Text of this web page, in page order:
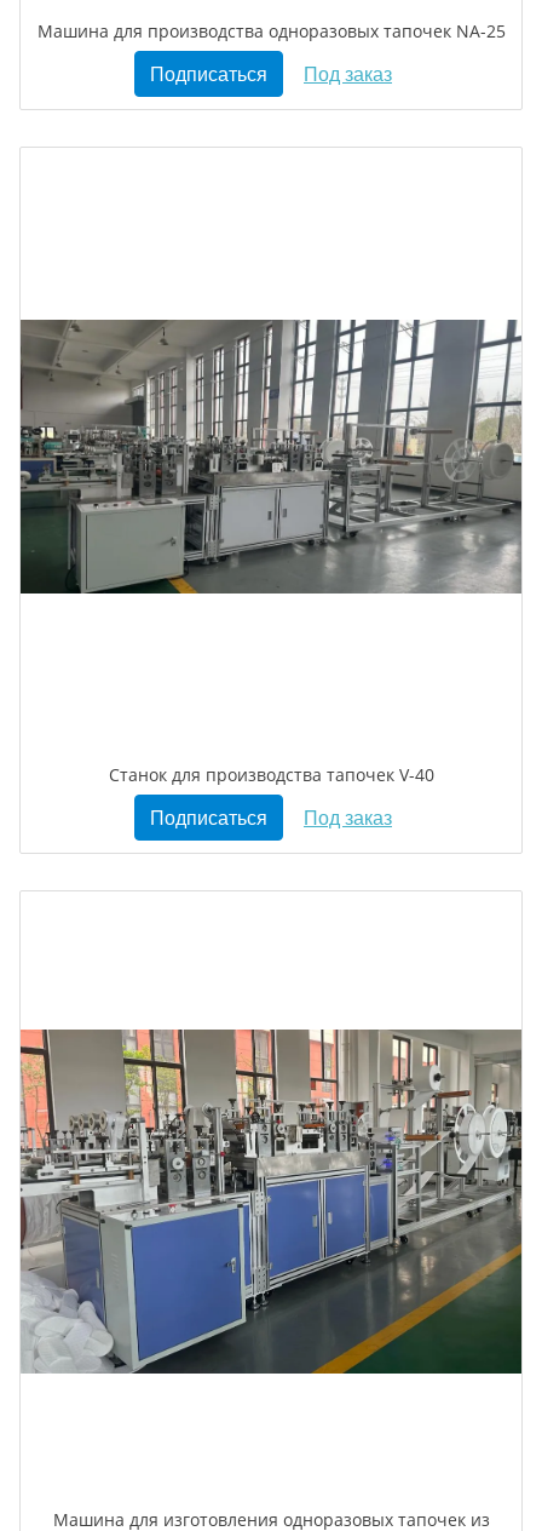
Машина для производства одноразовых тапочек NA-25
Подписаться Под заказ
Станок для производства тапочек V-40
Подписаться Под заказ
Машина для изготовления одноразовых тапочек из